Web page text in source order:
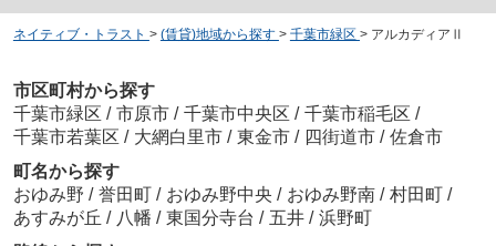
ネイティブ・トラスト > (賃貸)地域から探す > 千葉市緑区 > アルカディアⅡ
市区町村から探す
千葉市緑区 / 市原市 / 千葉市中央区 / 千葉市稲毛区 /
千葉市若葉区 / 大網白里市 / 東金市 / 四街道市 / 佐倉市
町名から探す
おゆみ野 / 誉田町 / おゆみ野中央 / おゆみ野南 / 村田町 /
あすみが丘 / 八幡 / 東国分寺台 / 五井 / 浜野町